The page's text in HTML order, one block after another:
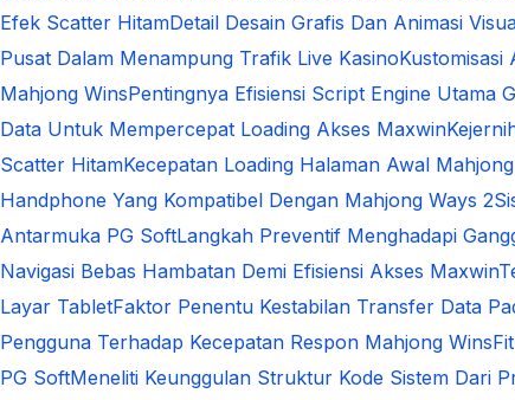
Efek Scatter HitamDetail Desain Grafis Dan Animasi
Pusat Dalam Menampung Trafik Live KasinoKustomisasi
Mahjong WinsPentingnya Efisiensi Script Engine Utama
Data Untuk Mempercepat Loading Akses Maxwin
Scatter HitamKecepatan Loading Halaman Awal
Handphone Yang Kompatibel Dengan Mahjong Ways 2
Antarmuka PG SoftLangkah Preventif Menghadapi
Navigasi Bebas Hambatan Demi Efisiensi Akses Maxwin
Layar TabletFaktor Penentu Kestabilan Transfer Data
Pengguna Terhadap Kecepatan Respon Mahjong Wins
PG SoftMeneliti Keunggulan Struktur Kode Sistem Dari